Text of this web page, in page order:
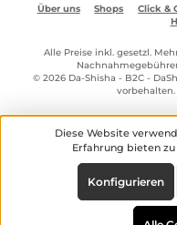
Über uns Shops Click &
Alle Preise inkl. gesetzl.
© 2026 Da-Shisha - B2C -
Diese Website
Erfahrung bieten zu
Konfigurieren